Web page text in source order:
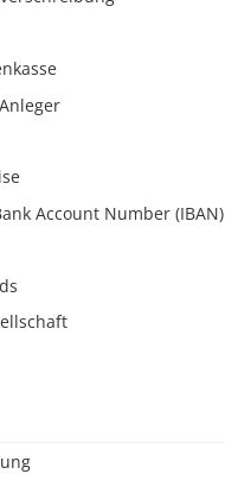
Account Number (IBAN)